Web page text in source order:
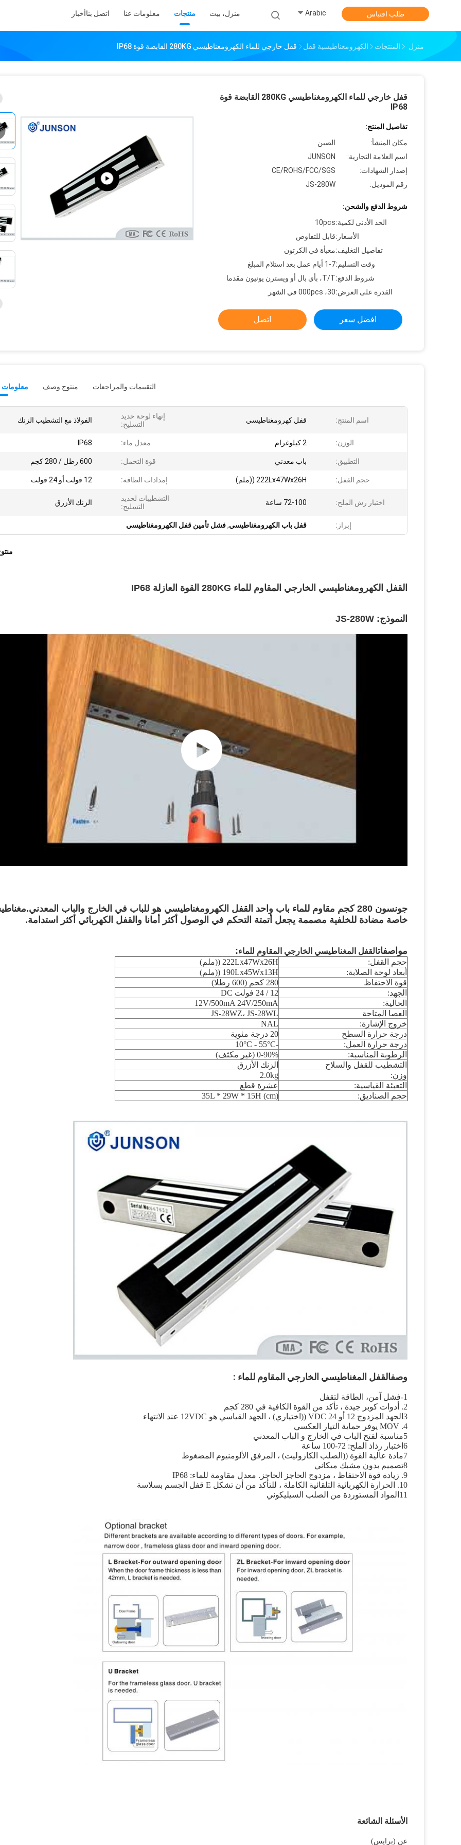
منزل، بيت منتجات معلومات عنا اتصل بناأخبار Arabic طلب اقتباس
منزل المنتجات الكهرومغناطيسية قفل قفل خارجي للماء الكهرومغناطيسي 280KG القابضة قوة IP68
قفل خارجي للماء الكهرومغناطيسي 280KG القابضة قوة
IP68
تفاصيل المنتج:
مكان المنشأ:
الصين
اسم العلامة التجارية:
JUNSON
إصدار الشهادات:
CE/ROHS/FCC/SGS
رقم الموديل:
JS-280W
شروط الدفع والشحن:
الحد الأدنى لكمية:10pcs
الأسعار:قابل للتفاوض
تفاصيل التغليف:معبأة في الكرتون
وقت التسليم:1-7 أيام عمل بعد استلام المبلغ
شروط الدفع:T/T، بأي بال أو ويسترن يونيون مقدما
القدرة على العرض:30، 000pcs في الشهر
افضل سعر اتصل
معلومات منتوج وصف التقييمات والمراجعات
اسم المنتج: قفل كهرومغناطيسي
إنهاء لوحة حديد
التسليح:
الفولاذ مع التشطيب الزنك
الوزن: 2 كيلوغرام معدل ماء: IP68
التطبيق: باب معدني قوة التحمل: 600 رطل / 280 كجم
حجم القفل: 222Lx47Wx26H ((ملم) إمدادات الطاقة: 12 فولت أو 24 فولت
اختبار رش الملح: 72-100 ساعة
التشطيبات لحديد
التسليح:
الزنك الأزرق
إبراز: قفل باب الكهرومغناطيسي,فشل تأمين قفل الكهرومغناطيسي
القفل الكهرومغناطيسي الخارجي المقاوم للماء 280KG القوة العازلة IP68
النموذج: JS-280W
جونسون 280 كجم مقاوم للماء باب واحد القفل الكهرومغناطيسي هو للباب في الخارج والباب
خاصة مضادة للخلفية مصممة يجعل أتمتة التحكم في الوصول أكثر أمانا والقفل الكهربائي أكثر استدامة.
مواصفاتالقفل المغناطيسي الخارجي المقاوم للماء:
حجم القفل:
222Lx47Wx26H ((ملم)
أبعاد لوحة الصلابة:
190Lx45Wx13H ((ملم)
قوة الاحتفاظ
280 كجم (600 رطلا)
الجهد:
12 / 24 فولت DC
الحالية:
12V/500mA 24V/250mA
العصا المتاحة
JS-28WZ، JS-28WL
خروج الإشارة:
NAL
درجة حرارة السطح
20 درجة مئوية
درجة حرارة العمل:
-10°C - 55°C
الرطوبة المناسبة:
0-90% (غير مكثف)
التشطيب للقفل والسلاح
الزنك الأزرق
وزن:
2.0kg
التعبئة القياسية:
عشرة قطع
حجم الصناديق:
35L * 29W * 15H (cm)
وصفالقفل المغناطيسي الخارجي المقاوم للماء :
1-فشل آمن، الطاقة لتقفل
2. أدوات كوبر جيدة ، تأكد من القوة الكافية في 280 كجم
3الجهد المزدوج 12 أو 24 VDC ((اختياري) ، الجهد القياسي هو 12VDC عند الانتهاء
4. MOV يوفر حماية التيار العكسي
5مناسبة لفتح الباب في الخارج و الباب المعدني
6اختبار رذاذ الملح: 72-100 ساعة
7مادة عالية القوة ((الصلب الكازوليت) ، المرفق الألومنيوم المضغوط
8تصميم بدون مشبك ميكاني
9. زيادة قوة الاحتفاظ ، مزدوج الحاجز الحاجز. معدل مقاومة للماء: IP68
10. الحرارة الكهربائية التلقائية الكاملة ، للتأكد من أن تشكل E قفل الجسم بسلاسة
11المواد المستوردة من الصلب السيليكوني
الأسئلة الشائعة
عن (برايس)